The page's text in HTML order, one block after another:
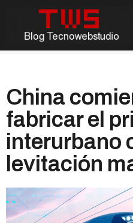
China
fabricar el
interurbano
levitación